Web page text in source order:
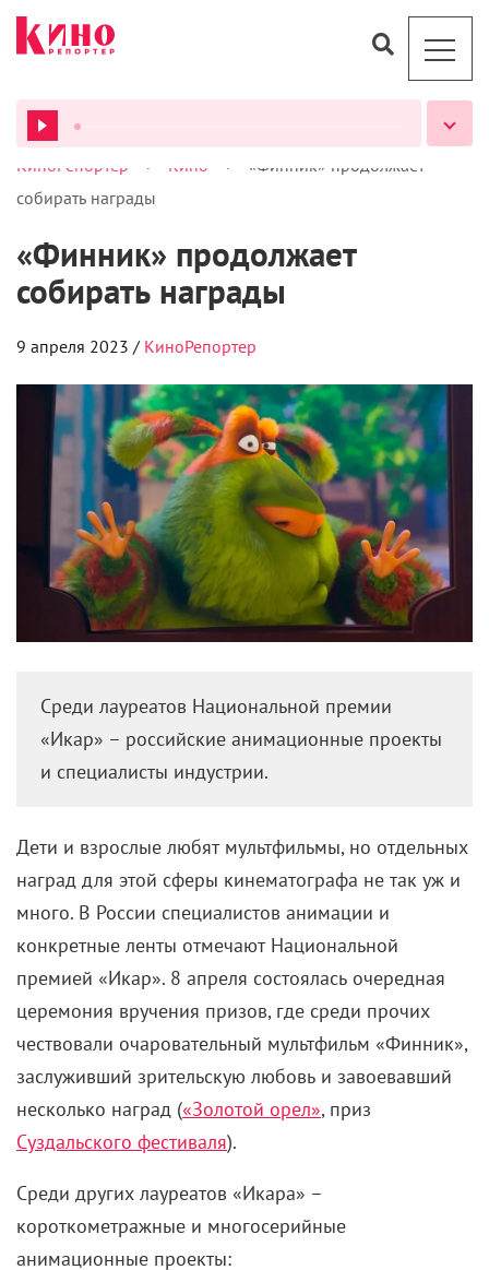
ВСЕ ПОДКАСТЫ
КиноРепортер > Кино >
«Финник» продолжает
собирать награды
«Финник» продолжает
собирать награды
9 апреля 2023 / КиноРепортер
Среди лауреатов Национальной премии
«Икар» – российские анимационные проекты
и специалисты индустрии.
Дети и взрослые любят мультфильмы, но отдельных
наград для этой сферы кинематографа не так уж и
много. В России специалистов анимации и
конкретные ленты отмечают Национальной
премией «Икар». 8 апреля состоялась очередная
церемония вручения призов, где среди прочих
чествовали очаровательный мультфильм «Финник»,
заслуживший зрительскую любовь и завоевавший
несколько наград («Золотой орел», приз
Суздальского фестиваля).
Среди других лауреатов «Икара» –
короткометражные и многосерийные
анимационные проекты: